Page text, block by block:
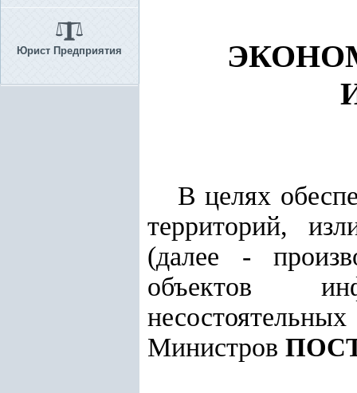
Юрист Предприятия
В целях
территорий,
(далее -
объектов
Министров